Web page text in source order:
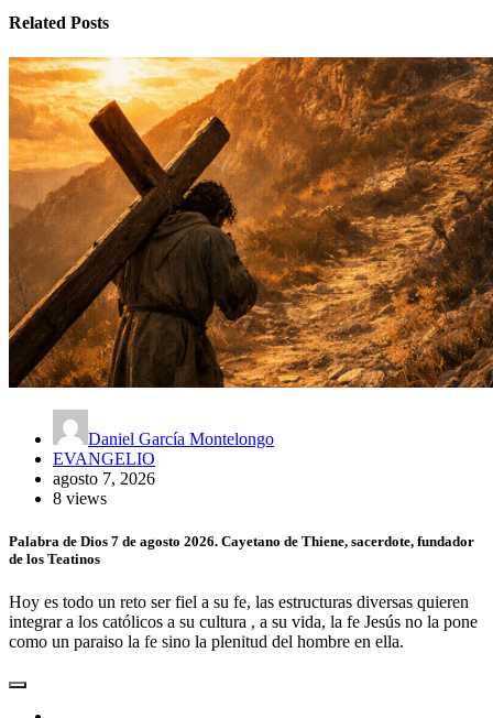
Related Posts
Daniel García Montelongo
EVANGELIO
agosto 7, 2026
8 views
Palabra de Dios 7 de agosto 2026. Cayetano de Thiene, sacerdote, fundador
de los Teatinos
Hoy es todo un reto ser fiel a su fe, las estructuras diversas quieren
integrar a los católicos a su cultura , a su vida, la fe Jesús no la pone
como un paraiso la fe sino la plenitud del hombre en ella.